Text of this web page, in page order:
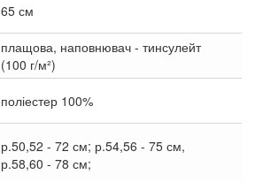
65 см
плащова, наповнювач - тинсулейт
(100 г/м²)
поліестер 100%
р.50,52 - 72 см; р.54,56 - 75 см,
р.58,60 - 78 см;